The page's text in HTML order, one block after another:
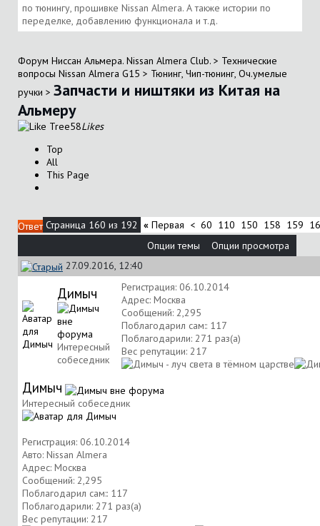
по тюнингу, прошивке Nissan Almera. А также истории по
переделке, добавлению функционала и т.д.
Форум Ниссан Альмера. Nissan Almera Club. > Технические
вопросы Nissan Almera G15 > Тюнинг, Чип-тюнинг, Оч.умелые
ручки > Запчасти и ништяки из Китая на
Альмеру
58Likes
Top
All
This Page
Ответ Страница 160 из 192 « Первая < 60 110 150 158 159
Опции темы
Опции просмотра
27.09.2016, 12:40
Димыч
Интересный
собеседник
Регистрация: 06.10.2014
Адрес: Москва
Сообщений: 2,295
Поблагодарил сам:: 117
Поблагодарили: 271 раз(а)
Вес репутации: 217
Димыч
Интересный собеседник
Регистрация: 06.10.2014
Авто: Nissan Almera
Адрес: Москва
Сообщений: 2,295
Поблагодарил сам:: 117
Поблагодарили: 271 раз(а)
Вес репутации: 217